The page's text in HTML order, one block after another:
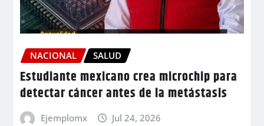
NACIONAL SALUD
Estudiante mexicano crea microchip para
detectar cáncer antes de la metástasis
Ejemplomx Jul 24, 2026